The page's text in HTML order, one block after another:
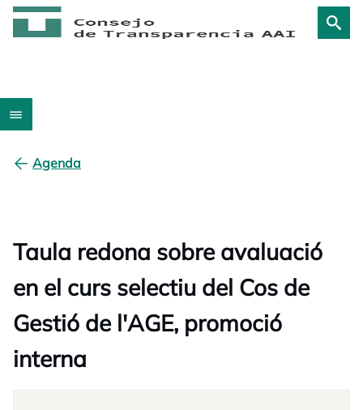
Agenda
Taula redona sobre avaluació
en el curs selectiu del Cos de
Gestió de l'AGE, promoció
interna